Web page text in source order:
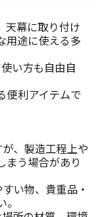
天幕に取り付け
用途に使える多
い方も自由自
便利アイテムで
、製造工程上や
まう場合があり
い物、貴重品・